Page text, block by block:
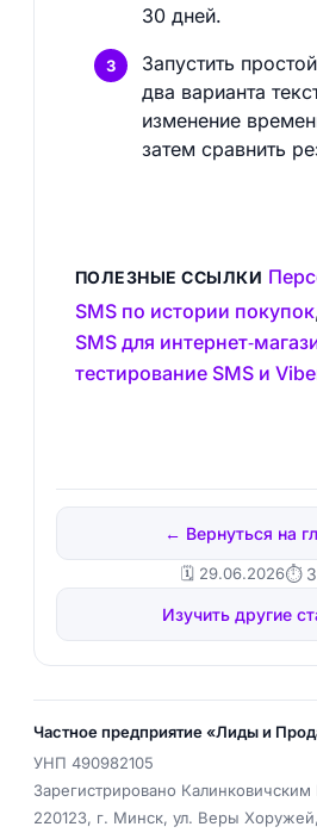
30 дней.
Запустить
два варианта
изменение
затем сравнить
ПОЛЕЗНЫЕ ССЫЛКИ
SMS по истории покупок
SMS для
тестирование SMS и
← Вернуться на
🗓️ 29.06.2026⏱ 3
Изучить другие
Частное предприятие «Лиды и
УНП 490982105
Зарегистрировано
220123, г. Минск, ул. Веры